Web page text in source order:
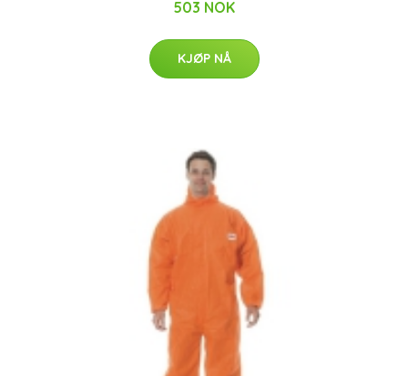
503 NOK
KJØP NÅ